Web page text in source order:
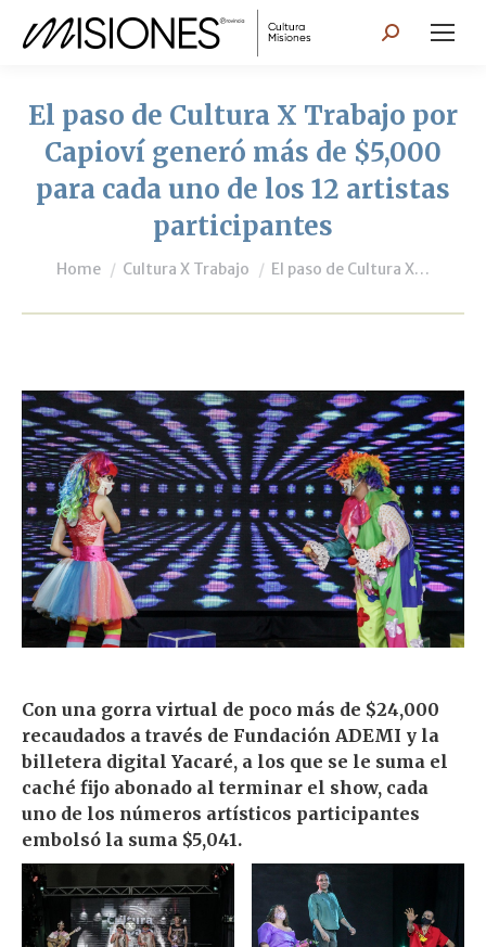
Search:
El paso de Cultura X Trabajo por
Capioví generó más de $5,000
para cada uno de los 12 artistas
participantes
You are here:
Home Cultura X Trabajo El paso de Cultura X…
Con una gorra virtual de poco más de $24,000
recaudados a través de Fundación ADEMI y la
billetera digital Yacaré, a los que se le suma el
caché fijo abonado al terminar el show, cada
uno de los números artísticos participantes
embolsó la suma $5,041.